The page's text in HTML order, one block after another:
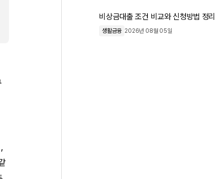
비상금대출 조건 비교와 신청방법 정리
생활금융 2026년 08월 05일